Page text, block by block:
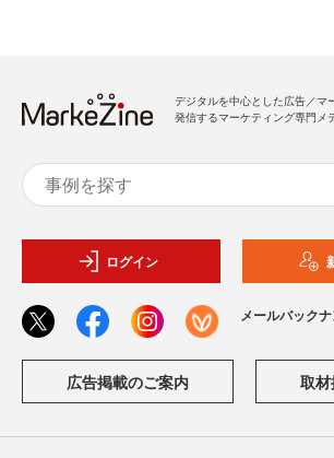
デジタルを中心とした広告／マ
発信するマーケティング専門メ
ログイン
メールバック
広告掲載のご案内 取